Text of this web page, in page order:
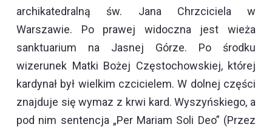
archikatedralną św. Jana Chrzciciela w
Warszawie. Po prawej widoczna jest wieża
sanktuarium na Jasnej Górze. Po środku
wizerunek Matki Bożej Częstochowskiej, której
kardynał był wielkim czcicielem. W dolnej części
znajduje się wymaz z krwi kard. Wyszyńskiego, a
pod nim sentencja „Per Mariam Soli Deo” (Przez